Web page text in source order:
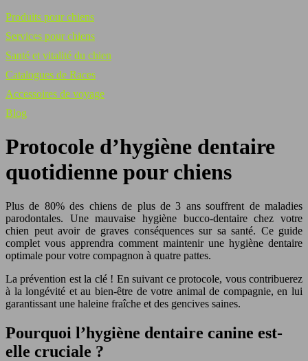
Produits pour chiens
Services pour chiens
Santé et vitalité du chien
Catalogues de Races
Accessoires de voyage
Blog
Protocole d’hygiène dentaire
quotidienne pour chiens
Plus de 80% des chiens de plus de 3 ans souffrent de maladies
parodontales. Une mauvaise hygiène bucco-dentaire chez votre
chien peut avoir de graves conséquences sur sa santé. Ce guide
complet vous apprendra comment maintenir une hygiène dentaire
optimale pour votre compagnon à quatre pattes.
La prévention est la clé ! En suivant ce protocole, vous contribuerez
à la longévité et au bien-être de votre animal de compagnie, en lui
garantissant une haleine fraîche et des gencives saines.
Pourquoi l’hygiène dentaire canine est-
elle cruciale ?